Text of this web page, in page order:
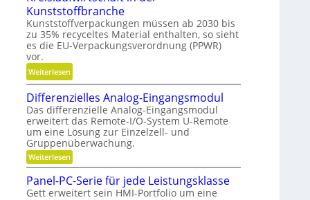
i
l
b
s
c
h
a
f
f
u
n
e
i
e
s
H
y
b
i
d
-
K
u
g
e
l
n
e
l
l
g
e
n
a
u
p
o
s
i
t
i
Kunststoffbranche
Kunststoffverpackungen müssen ab 2030 bis
zu 35% recyceltes Material enthalten, so sieht
es die EU-Verpackungsverordnung (PPWR)
vor.
Weiterlesen:
K
r
e
i
s
l
a
u
f
Differenzielles Analog-Eingangsmodul
Das differenzielle Analog-Eingangsmodul
erweitert das Remote-I/O-System U-Remote
um eine Lösung zur Einzelzell- und
Gruppenüberwachung.
Weiterlesen:
D
i
f
f
Panel-PC-Serie für jede Leistungsklasse
Gett erweitert sein HMI-Portfolio um eine